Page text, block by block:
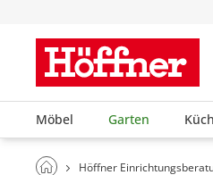
Möbel Garten
Höffner